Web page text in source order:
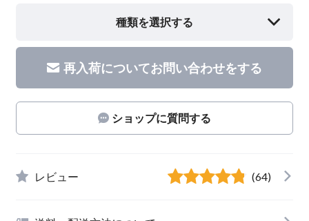
種類を選択する
再入荷についてお問い合わせをする
ショップに質問する
レビュー (64)